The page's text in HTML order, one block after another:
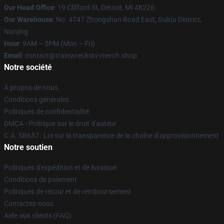
Our Head Office: 19 Clifford St, Detroit, MI 48226
Our Warehouse: No. 4747 Zhongshan Road East, Gulou District,
Nanjing
Hour: 9AM – 5PM (Mon – Fri)
Email : contact@trainwreckstv-merch.shop
Notre société
À propos de nous
Conditions générales
Politiques de confidentialité
DMCA - Politique sur le droit d'auteur
C.A. SB657 : Loi sur la transparence de la chaîne d'approvisionnement
Notre soutien
Politiques d'expédition et de livraison
Conditions de paiement
Politiques de retour et de remboursement
Contactez-nous
Aide aux clients (FAQ)